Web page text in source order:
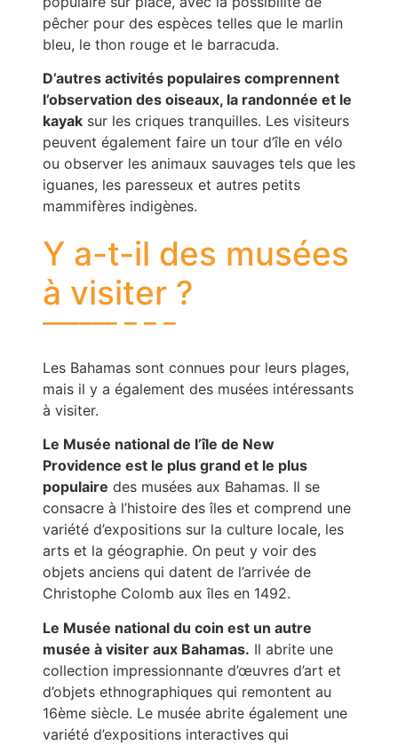
pêcher pour des espèces telles que le marlin
bleu, le thon rouge et le barracuda.
D’autres activités populaires comprennent
l’observation des oiseaux, la randonnée et le
kayak sur les criques tranquilles. Les visiteurs
peuvent également faire un tour d’île en vélo
ou observer les animaux sauvages tels que les
iguanes, les paresseux et autres petits
mammifères indigènes.
Y a-t-il des musées
à visiter ?
Les Bahamas sont connues pour leurs plages,
mais il y a également des musées intéressants
à visiter.
Le Musée national de l’île de New
Providence est le plus grand et le plus
populaire des musées aux Bahamas. Il se
consacre à l’histoire des îles et comprend une
variété d’expositions sur la culture locale, les
arts et la géographie. On peut y voir des
objets anciens qui datent de l’arrivée de
Christophe Colomb aux îles en 1492.
Le Musée national du coin est un autre
musée à visiter aux Bahamas. Il abrite une
collection impressionnante d’œuvres d’art et
d’objets ethnographiques qui remontent au
16ème siècle. Le musée abrite également une
variété d’expositions interactives qui